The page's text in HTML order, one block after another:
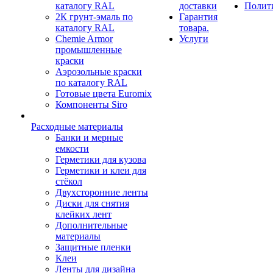
каталогу RAL
2К грунт-эмаль по
каталогу RAL
Chemie Armor
промышленные
краски
Аэрозольные краски
по каталогу RAL
Готовые цвета Euromix
Компоненты Siro
Расходные материалы
Банки и мерные
емкости
Герметики для кузова
Герметики и клеи для
стёкол
Двухсторонние ленты
Диски для снятия
клейких лент
Дополнительные
материалы
Защитные пленки
Клеи
Ленты для дизайна
доставки
Гарантия
товара.
Услуги